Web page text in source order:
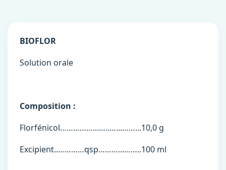
BIOFLOR
Solution orale
Composition :
Florfénicol……………...…..…...……...10,0 g
Excipient..…………qsp………...……..100 ml